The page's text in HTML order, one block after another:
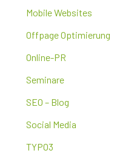
Mobile Websites
Offpage Optimierung
Online-PR
Seminare
SEO – Blog
Social Media
TYPO3